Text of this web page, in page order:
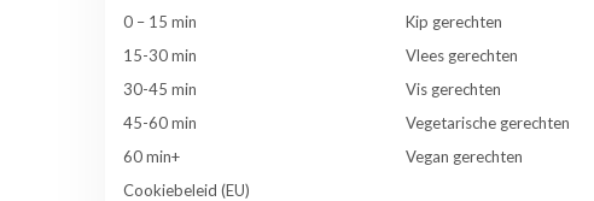
0 – 15 min
15-30 min
30-45 min
45-60 min
60 min+
Cookiebeleid (EU)
Kip gerechten
Vlees gerechten
Vis gerechten
Vegetarische gerechten
Vegan gerechten